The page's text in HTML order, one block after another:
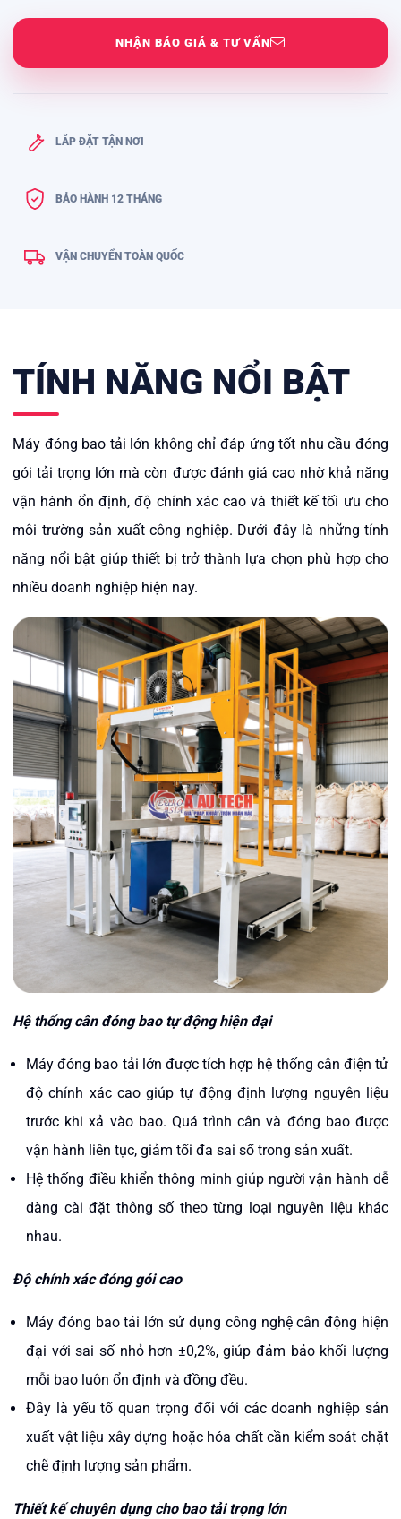
NHẬN BÁO GIÁ & TƯ VẤN
LẮP ĐẶT TẬN NƠI
BẢO HÀNH 12 THÁNG
VẬN CHUYỂN TOÀN QUỐC
TÍNH NĂNG NỔI BẬT
Máy đóng bao tải lớn không chỉ đáp ứng tốt nhu cầu đóng
gói tải trọng lớn mà còn được đánh giá cao nhờ khả năng
vận hành ổn định, độ chính xác cao và thiết kế tối ưu cho
môi trường sản xuất công nghiệp. Dưới đây là những tính
năng nổi bật giúp thiết bị trở thành lựa chọn phù hợp cho
nhiều doanh nghiệp hiện nay.
Hệ thống cân đóng bao tự động hiện đại
Máy đóng bao tải lớn được tích hợp hệ thống cân điện tử
độ chính xác cao giúp tự động định lượng nguyên liệu
trước khi xả vào bao. Quá trình cân và đóng bao được
vận hành liên tục, giảm tối đa sai số trong sản xuất.
Hệ thống điều khiển thông minh giúp người vận hành dễ
dàng cài đặt thông số theo từng loại nguyên liệu khác
nhau.
Độ chính xác đóng gói cao
Máy đóng bao tải lớn sử dụng công nghệ cân động hiện
đại với sai số nhỏ hơn ±0,2%, giúp đảm bảo khối lượng
mỗi bao luôn ổn định và đồng đều.
Đây là yếu tố quan trọng đối với các doanh nghiệp sản
xuất vật liệu xây dựng hoặc hóa chất cần kiểm soát chặt
chẽ định lượng sản phẩm.
Thiết kế chuyên dụng cho bao tải trọng lớn